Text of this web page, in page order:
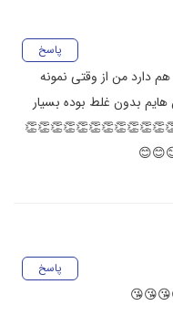
پاسخ
دارد من از وقتی نمونه
بدون غلط بوده بسیار
پاسخ